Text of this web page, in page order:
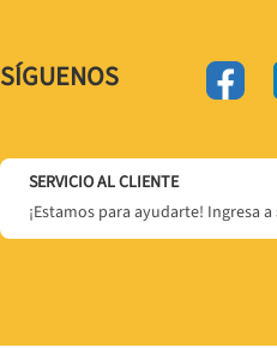
SÍGUENOS
SERVICIO AL CLIENTE
¡Estamos para ayudarte! Ingresa a